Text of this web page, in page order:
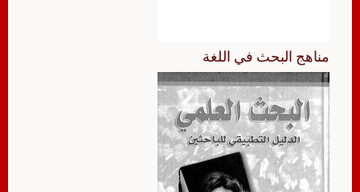
مناهج البحث في اللغة